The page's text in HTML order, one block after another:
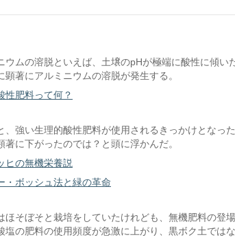
ウムの溶脱といえば、土壌のpHが極端に酸性に傾
顕著にアルミニウムの溶脱が発生する。
性肥料って何？
、強い生理的酸性肥料が使用されるきっかけとなっ
著に下がったのでは？と頭に浮かんだ。
ヒの無機栄養説
・ボッシュ法と緑の革命
ほそぼそと栽培をしていたけれども、無機肥料の登
塩の肥料の使用頻度が急激に上がり、黒ボク土では